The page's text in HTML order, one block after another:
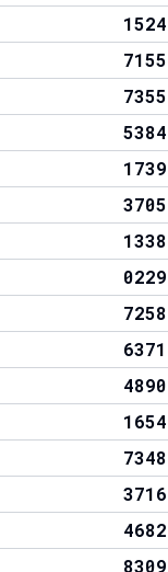
1524
7155
7355
5384
1739
3705
1338
0229
7258
6371
4890
1654
7348
3716
4682
8309